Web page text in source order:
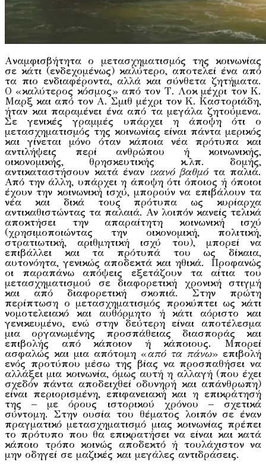
Aναμφισβήτητα ο μετασχηματισμός της κοινωνίας
σε κάτι (ενδεχομένως) καλύτερο, αποτελεί ένα από
τα πιο ενδιαφέροντα, αλλά και σύνθετα ζητήματα.
Ο «καλύτερος κόσμος» από τον Τ. Λοκ μέχρι τον Κ.
Μαρξ και από τον Α. Σμιθ μέχρι τον Κ. Καστοριάδη,
ήταν και παραμένει ένα από τα μεγάλα ζητούμενα.
Σε γενικές γραμμές υπάρχει η άποψη ότι ο
μετασχηματισμός της κοινωνίας είναι πάντα μερικός
και γίνεται μόνο όταν κάποια νέα πρότυπα και
αντιλήψεις περί ανθρώπου ή κοινωνικής,
οικονομικής, θρησκευτικής κ.λπ. δομής,
αντικαταστήσουν κατά έναν ικανό βαθμότα παλιά.
Από την άλλη, υπάρχει η άποψη ότι όποιος ή όποιοι
έχουν την κοινωνική ισχύ, μπορούν να επιβάλουν τα
νέα και δικά τους πρότυπα ως κυρίαρχα
αντικαθιστώντας τα παλαιά. Αν λοιπόν κανείς τελικά
αποκτήσει την απαραίτητη κοινωνική ισχύ
(χρησιμοποιώντας την οικονομική, πολιτική,
στρατιωτική, αριθμητική ισχύ του), μπορεί να
επιβάλλει και τα πρότυπά του ως δίκαια,
αυτονόητα, γενικώς αποδεκτά και ηθικά. Προφανώς
οι παραπάνω απόψεις εξετάζουν τα αίτια του
μετασχηματισμού σε διαφορετική χρονική στιγμή
και από διαφορετική σκοπιά. Στην πρώτη
περίπτωση ο μετασχηματισμός προκύπτει ως κάτι
νομοτελειακό και αυθόρμητο ή κάτι αόριστο και
γενικευμένο, ενώ στην δεύτερη είναι αποτέλεσμα
μια οργανωμένης προσπάθειας διασποράς και
επιβολής από κάποιον ή κάποιους. Μπορεί
ασφαλώς και μια απότομη «από τα πάνω» επιβολή
ενός προτύπου μέσω της βίας να προσπαθήσει να
αλλάξει μια κοινωνία, όμως αυτή η αλλαγή (που έχει
σχεδόν πάντα αποδειχθεί οδυνηρή και απάνθρωπη)
είναι περιορισμένη, επιφανειακή και η επικράτησή
της – με όρους ιστορικού χρόνου – σχετικά
σύντομη. Στην ουσία του θέματος λοιπόν σε έναν
πραγματικό μετασχηματισμό μιας κοινωνίας πρέπει
το πρότυπο που θα επικρατήσει να είναι και κατά
κάποιο τρόπο κοινώς αποδεκτό ή τουλάχιστον να
μην οδηγεί σε μαζικές και μεγάλες αντιδράσεις.